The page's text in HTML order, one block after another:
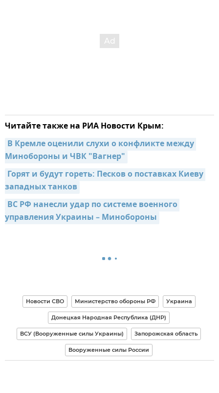
Читайте также на РИА Новости Крым:
В Кремле оценили слухи о конфликте между
Минобороны и ЧВК "Вагнер"
Горят и будут гореть: Песков о поставках Киеву
западных танков
ВС РФ нанесли удар по системе военного
управления Украины – Минобороны
Новости СВО Министерство обороны РФ Украина
Донецкая Народная Республика (ДНР)
ВСУ (Вооруженные силы Украины) Запорожская область
Вооруженные силы России